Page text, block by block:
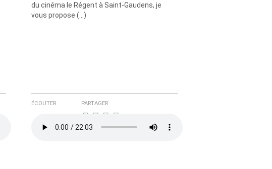
du cinéma le Régent à Saint-Gaudens, je
vous propose (…)
ÉCOUTER PARTAGER